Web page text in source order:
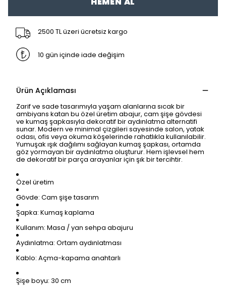
2500 TL üzeri ücretsiz kargo
10 gün içinde iade değişim
Ürün Açıklaması
Zarif ve sade tasarımıyla yaşam alanlarına sıcak bir
ambiyans katan bu özel üretim abajur, cam şişe gövdesi
ve kumaş şapkasıyla dekoratif bir aydınlatma alternatifi
sunar. Modern ve minimal çizgileri sayesinde salon, yatak
odası, ofis veya okuma köşelerinde rahatlıkla kullanılabilir.
Yumuşak ışık dağılımı sağlayan kumaş şapkası, ortamda
göz yormayan bir aydınlatma oluşturur. Hem işlevsel hem
de dekoratif bir parça arayanlar için şık bir tercihtir.
Özel üretim
Gövde: Cam şişe tasarım
Şapka: Kumaş kaplama
Kullanım: Masa / yan sehpa abajuru
Aydınlatma: Ortam aydınlatması
Kablo: Açma-kapama anahtarlı
Şişe boyu: 30 cm